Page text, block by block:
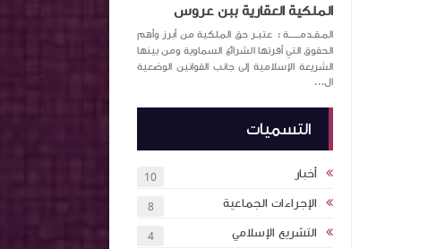
الملكية العقارية ببن عروس
المـقـدمــــــة : عتبـر حق الملكية من أبرز وأهم
الحقوق التي أقرتها الشرائع السماوية ومن بينها
الشريعة الإسلامية إلى جانب القوانين الوضعية
ال...
التسميات
أخبار 10
الإجراءات الجماعية 8
التشريع الإسلامي 4